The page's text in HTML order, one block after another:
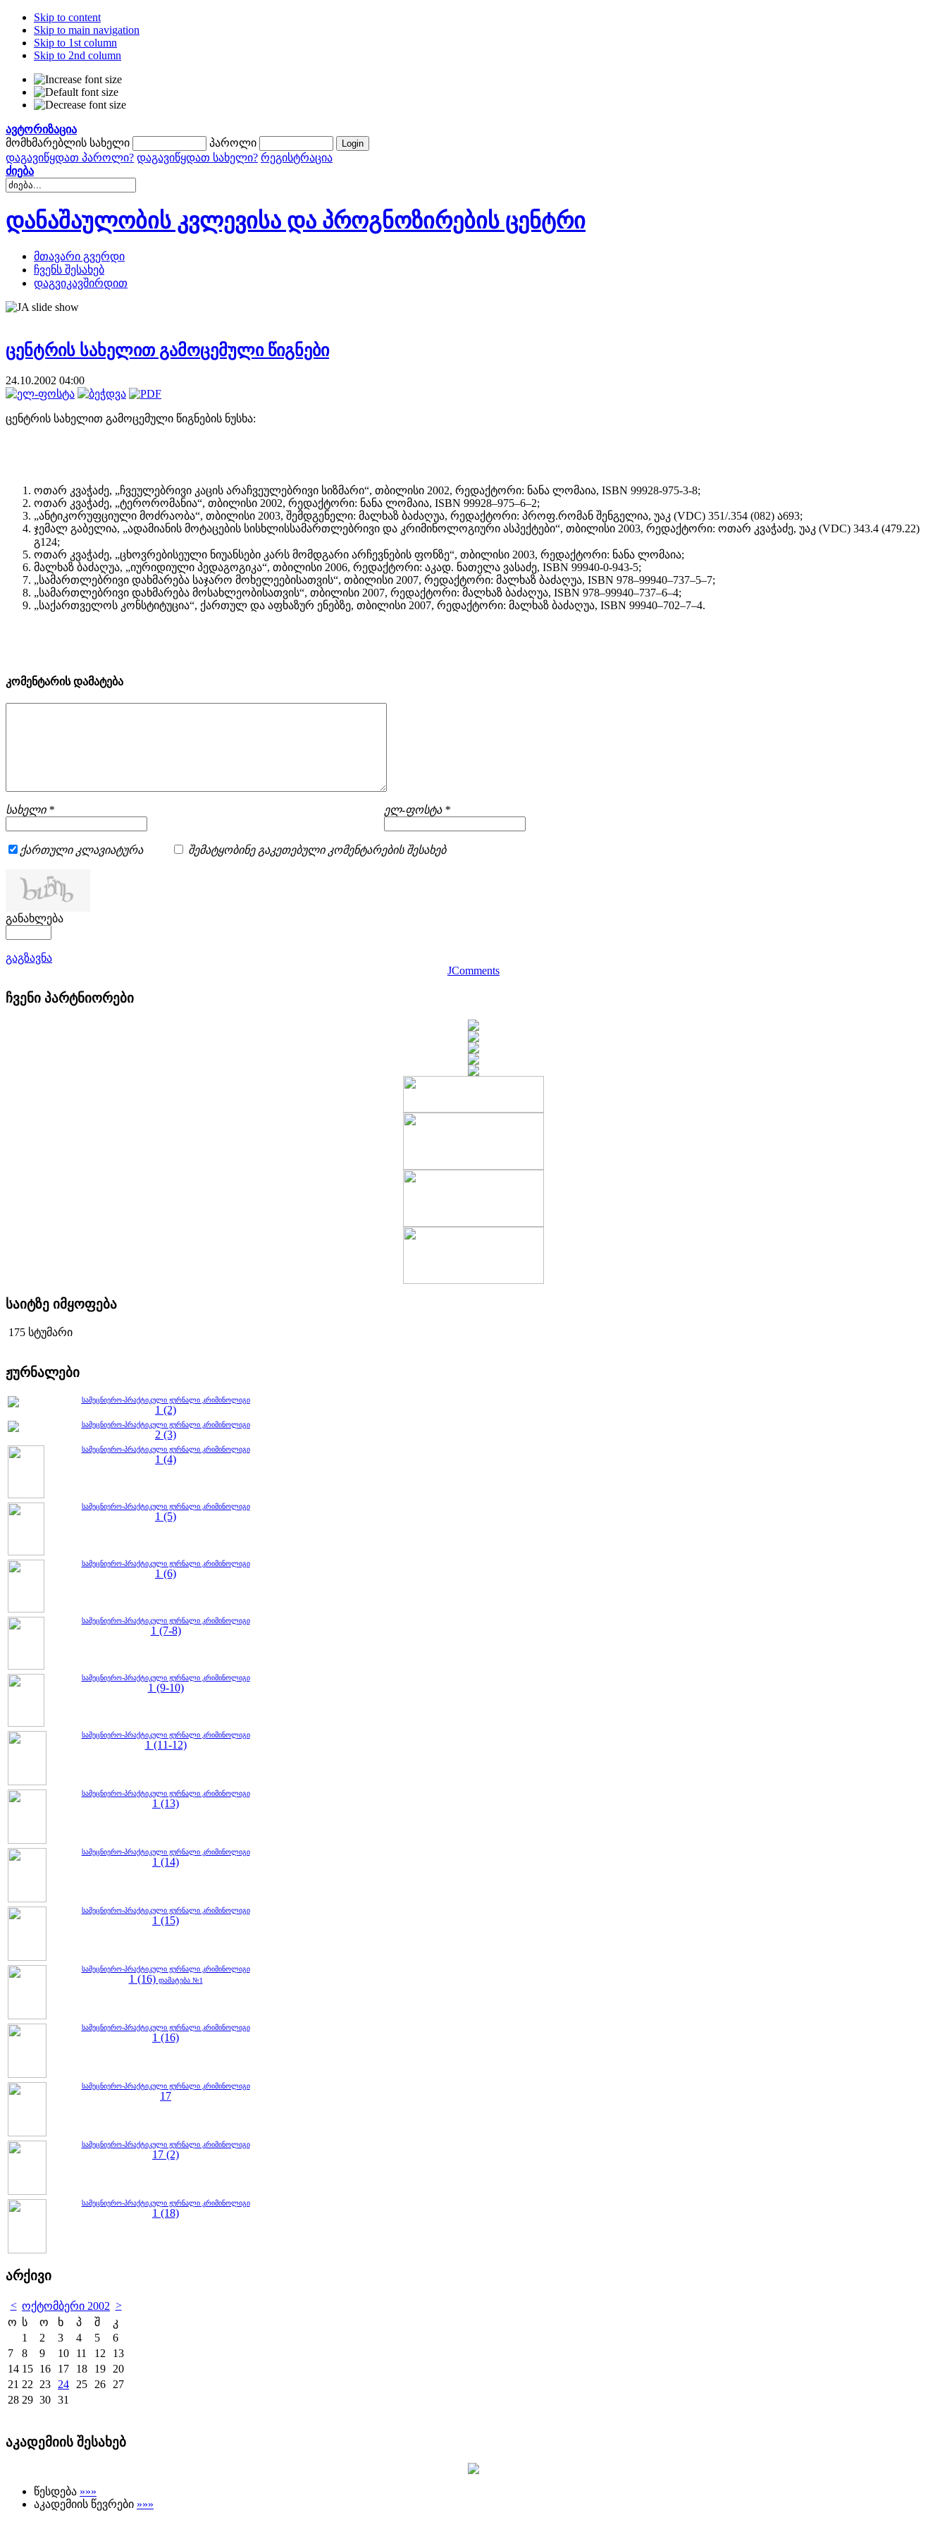
Skip to content
Skip to main navigation
Skip to 1st column
Skip to 2nd column
ავტორიზაცია
მომხმარებლის სახელი
პაროლი
დაგავიწყდათ პაროლი? დაგავიწყდათ სახელი? რეგისტრაცია
ძიება
დანაშაულობის კვლევისა და პროგნოზირების ცენტრი
მთავარი გვერდი
ჩვენს შესახებ
დაგვიკავშირდით
ცენტრის სახელით გამოცემული წიგნები
24.10.2002 04:00
ცენტრის სახელით გამოცემული წიგნების ნუსხა:
ოთარ კვაჭაძე, „ჩვეულებრივი კაცის არაჩვეულებრივი სიზმარი“, თბილისი 2002, რედაქტორი: ნანა ლომაია, ISBN 99928-975-3-8;
ოთარ კვაჭაძე, „ტერორომანია“, თბილისი 2002, რედაქტორი: ნანა ლომაია, ISBN 99928–975–6–2;
„ანტიკორუფციული მოძრაობა“, თბილისი 2003, შემდგენელი: მალხაზ ბაძაღუა, რედაქტორი: პროფ.რომან შენგელია, უაკ (VDC) 351/.354 (082) ა693;
ჯემალ გაბელია, „ადამიანის მოტაცების სისხლისსამართლებრივი და კრიმინოლოგიური ასპექტები“, თბილისი 2003, რედაქტორი: ოთარ კვაჭაძე, უაკ (VDC) 343.4 (479.22)
გ124;
ოთარ კვაჭაძე, „ცხოვრებისეული ნიუანსები კარს მომდგარი არჩევნების ფონზე“, თბილისი 2003, რედაქტორი: ნანა ლომაია;
მალხაზ ბაძაღუა, „იურიდიული პედაგოგიკა“, თბილისი 2006, რედაქტორი: აკად. ნათელა ვასაძე, ISBN 99940-0-943-5;
„სამართლებრივი დახმარება საჯარო მოხელეებისათვის“, თბილისი 2007, რედაქტორი: მალხაზ ბაძაღუა, ISBN 978–99940–737–5–7;
„სამართლებრივი დახმარება მოსახლეობისათვის“, თბილისი 2007, რედაქტორი: მალხაზ ბაძაღუა, ISBN 978–99940–737–6–4;
„საქართველოს კონსტიტუცია“, ქართულ და აფხაზურ ენებზე, თბილისი 2007, რედაქტორი: მალხაზ ბაძაღუა, ISBN 99940–702–7–4.
კომენტარის დამატება
სახელი * ელ-ფოსტა *
ქართული კლავიატურა შემატყობინე გაკეთებული კომენტარების შესახებ
განახლება
გაგზავნა
JComments
ჩვენი პარტნიორები
საიტზე იმყოფება
175 სტუმარი
ჟურნალები
სამეცნიერო-პრაქტიკული ჟურნალი კრიმინოლიგი
1 (2)
სამეცნიერო-პრაქტიკული ჟურნალი კრიმინოლიგი
2 (3)
სამეცნიერო-პრაქტიკული ჟურნალი კრიმინოლიგი
1 (4)
სამეცნიერო-პრაქტიკული ჟურნალი კრიმინოლიგი
1 (5)
სამეცნიერო-პრაქტიკული ჟურნალი კრიმინოლიგი
1 (6)
სამეცნიერო-პრაქტიკული ჟურნალი კრიმინოლიგი
1 (7-8)
სამეცნიერო-პრაქტიკული ჟურნალი კრიმინოლიგი
1 (9-10)
სამეცნიერო-პრაქტიკული ჟურნალი კრიმინოლიგი
1 (11-12)
სამეცნიერო-პრაქტიკული ჟურნალი კრიმინოლიგი
1 (13)
სამეცნიერო-პრაქტიკული ჟურნალი კრიმინოლიგი
1 (14)
სამეცნიერო-პრაქტიკული ჟურნალი კრიმინოლიგი
1 (15)
სამეცნიერო-პრაქტიკული ჟურნალი კრიმინოლიგი
1 (16) დამატება №1
სამეცნიერო-პრაქტიკული ჟურნალი კრიმინოლიგი
1 (16)
სამეცნიერო-პრაქტიკული ჟურნალი კრიმინოლიგი
17
სამეცნიერო-პრაქტიკული ჟურნალი კრიმინოლიგი
17 (2)
სამეცნიერო-პრაქტიკული ჟურნალი კრიმინოლიგი
1 (18)
არქივი
< ოქტომბერი 2002 >
ო ს ო ხ პ შ
კ
1
2 3 4 5
6
7
8 9 10 11 12
13
14 15 16 17 18 19
20
21 22 23 24 25 26
27
28 29 30 31
აკადემიის შესახებ
წესდება »»»
აკადემიის წევრები »»»